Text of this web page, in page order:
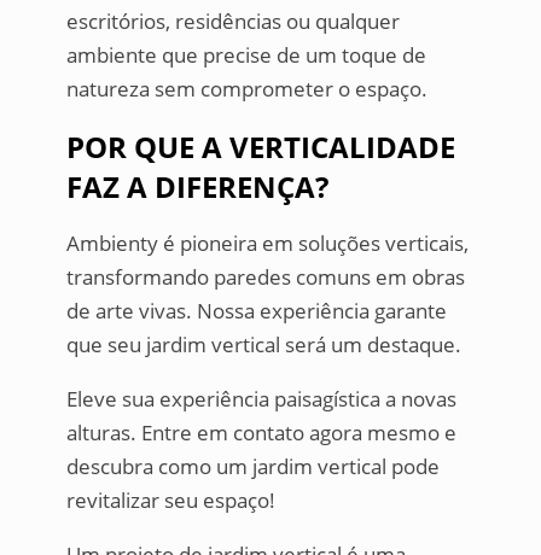
escritórios, residências ou qualquer
ambiente que precise de um toque de
natureza sem comprometer o espaço.
POR QUE A VERTICALIDADE
FAZ A DIFERENÇA?
Ambienty é pioneira em soluções verticais,
transformando paredes comuns em obras
de arte vivas. Nossa experiência garante
que seu jardim vertical será um destaque.
Eleve sua experiência paisagística a novas
alturas. Entre em contato agora mesmo e
descubra como um jardim vertical pode
revitalizar seu espaço!